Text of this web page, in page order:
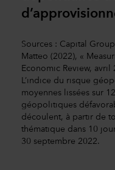
Sources : Capital
Matteo (2022), «
Economic Review, avril
L’indice du risque
moyennes lissées sur
géopolitiques
découlent, à partir de
thématique dans 10
30 septembre 2022.